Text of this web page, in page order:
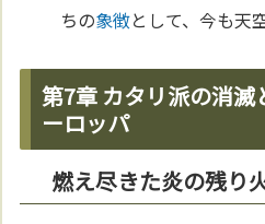
ちの象徴として、今も天
第7章 カタリ派の消
ーロッパ
燃え尽きた炎の残り